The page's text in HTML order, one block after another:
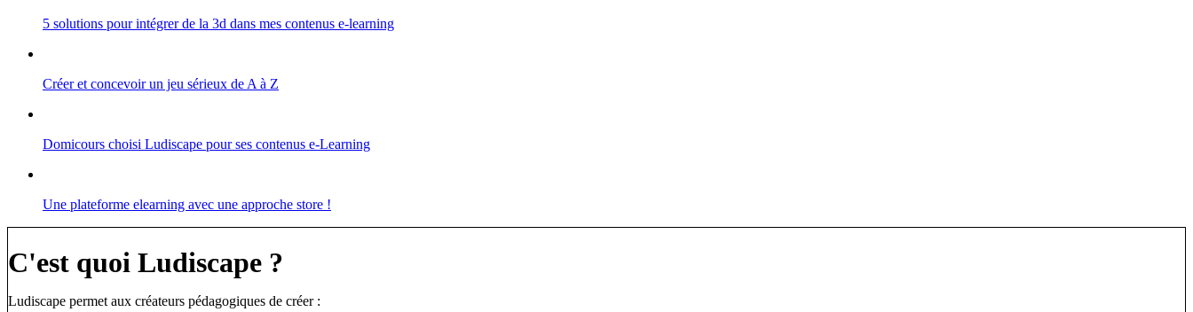
5 solutions pour intégrer de la 3d dans mes contenus e-learning
Créer et concevoir un jeu sérieux de A à Z
Domicours choisi Ludiscape pour ses contenus e-Learning
Une plateforme elearning avec une approche store !
C'est quoi Ludiscape ?
Ludiscape permet aux créateurs pédagogiques de créer :